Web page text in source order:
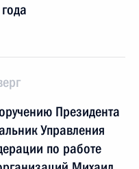
Президента
Управления
по работе